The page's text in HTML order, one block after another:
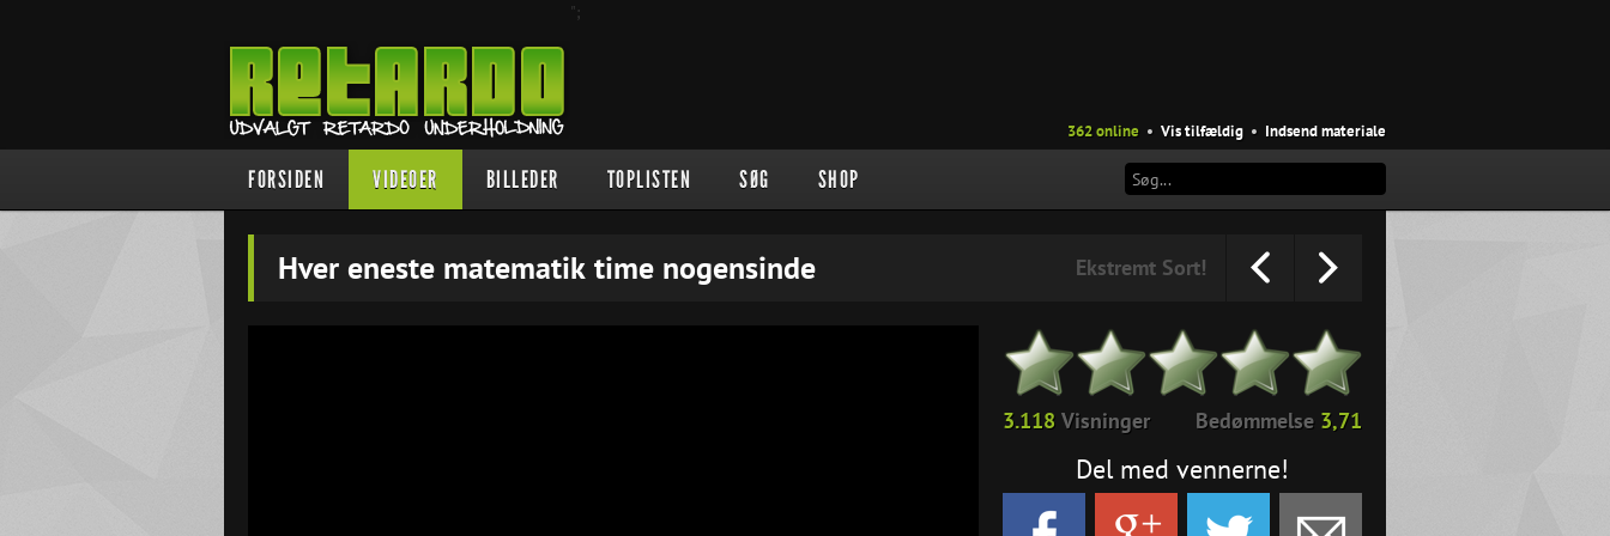
";
362 online • Vis tilfældig • Indsend materiale
FORSIDEN VIDEOER BILLEDER TOPLISTEN SØG SHOP
Hver eneste matematik time nogensinde Ekstremt Sort!
3.118 Visninger Bedømmelse 3,71
Del med vennerne!